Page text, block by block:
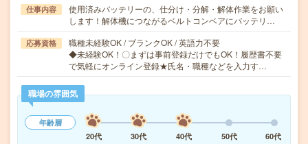
仕事内容
使用済みバッテリーの、仕分け・分解・解体作業をお願い
します！解体機につながるベルトコンベアにバッテリ…
応募資格
職種未経験OK / ブランクOK / 英語力不要
◆未経験OK！〇まずは事前登録だけでもOK！履歴書不要
で気軽にオンライン登録★氏名・職種などを入力す…
職場の雰囲気
年齢層
20代
30代 40代 50代 60代